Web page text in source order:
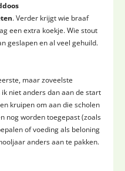
. Verder krijgt wie braaf
een extra koekje. Wie stout
geslapen en al veel gehuild.
maar zoveelste
niet anders dan aan de start
kruipen om aan die scholen
nog worden toegepast (zoals
of voeding als beloning
anders aan te pakken.